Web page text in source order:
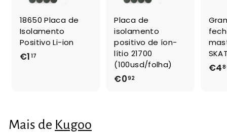
18650 Placa de
Isolamento
Positivo Li-ion
€1 17
Placa de
isolamento
positivo de íon-
lítio 21700
(100usd/folha)
€092
€4
Mais de Kugoo